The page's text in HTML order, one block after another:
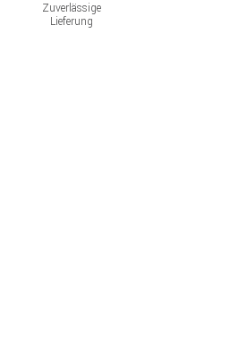
Zuverlässige
Lieferung